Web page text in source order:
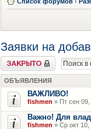
Заявки на
Форум закрыт
ОБЪЯВЛЕНИЯ
ВАЖЛИВО!
fishmen » Пт сен
Важно! Для
fishmen » Ср окт 10,